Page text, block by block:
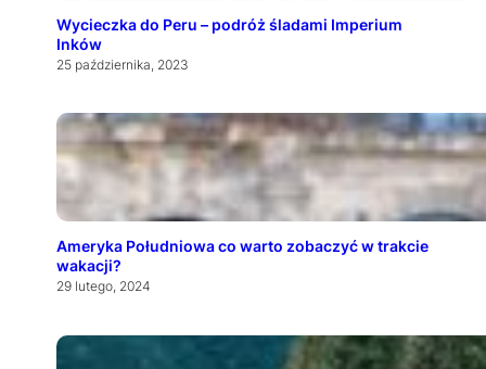
Wycieczka do Peru – podróż śladami Imperium
Inków
25 października, 2023
Ameryka Południowa co warto zobaczyć w trakcie
wakacji?
29 lutego, 2024